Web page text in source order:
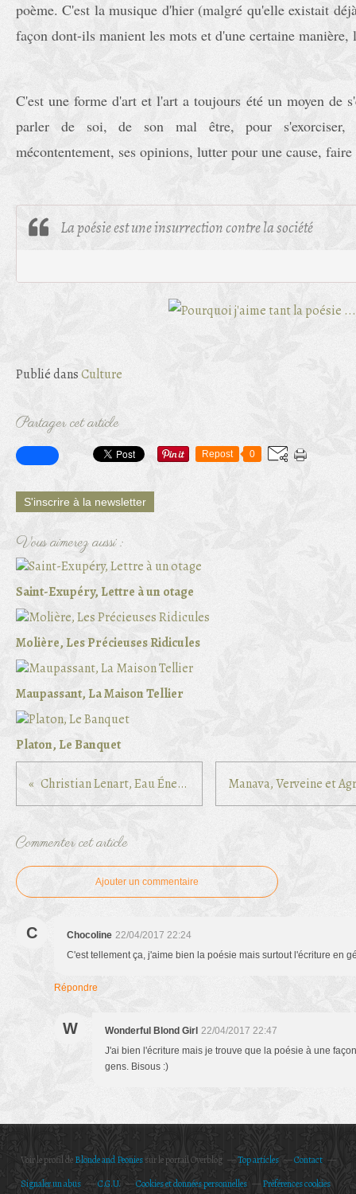
poème. C'est la musique d'hier (malgré qu'elle existait
façon dont-ils manient les mots et d'une certaine manière,
C'est une forme d'art et l'art a toujours été un moyen de
parler de soi, de son mal être, pour s'exorciser,
mécontentement, ses opinions, lutter pour une cause, faire
La poésie est une insurrection contre la société
Publié dansCulture
Partager cet article
Repost 0
S'inscrire à la newsletter
Vous aimerez aussi :
Saint-Exupéry, Lettre à un otage
Molière, Les Précieuses Ridicules
Maupassant, La Maison Tellier
Platon, Le Banquet
Christian Lenart, Eau Énergisante
Commenter cet article
Ajouter un commentaire
C Chocoline 22/04/2017 22:24
C'est tellement ça, j'aime bien la poésie mais surtout l'écriture en
Répondre
W Wonderful Blond Girl 22/04/2017 22:47
J'ai bien l'écriture mais je trouve que la poésie à une
gens. Bisous :)
Voir le profil deBlonde and Peoniessur le portail Overblog Top articles
Contact
Signaler un abus
C.G.U. Cookies et données personnelles Préférences cookies